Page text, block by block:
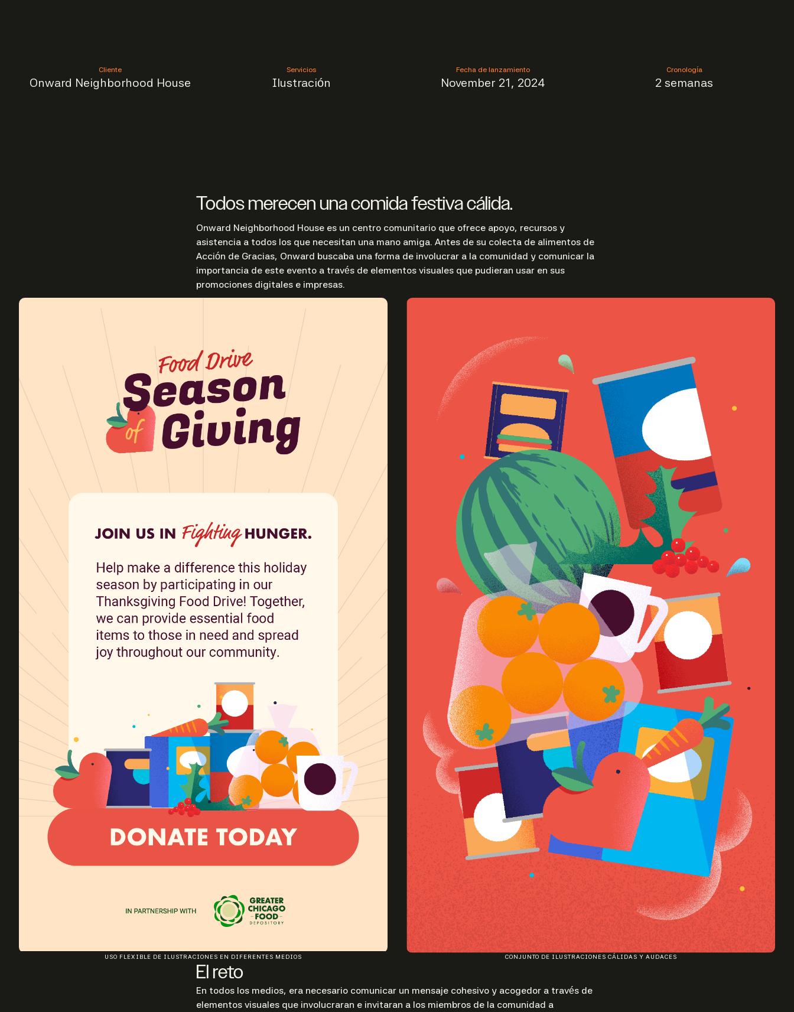
Cliente
Onward Neighborhood House
Servicios
Ilustración
Fecha de lanzamiento
November 21, 2024
Cronología
2 semanas
Todos merecen una comida festiva cálida.
Onward Neighborhood House es un centro comunitario que ofrece apoyo, recursos y
asistencia a todos los que necesitan una mano amiga. Antes de su colecta de alimentos de
Acción de Gracias, Onward buscaba una forma de involucrar a la comunidad y comunicar la
importancia de este evento a través de elementos visuales que pudieran usar en sus
promociones digitales e impresas.
USO FLEXIBLE DE ILUSTRACIONES EN DIFERENTES MEDIOS CONJUNTO DE ILUSTRACIONES CÁLIDAS Y AUDACES
El reto
En todos los medios, era necesario comunicar un mensaje cohesivo y acogedor a través de
elementos visuales que involucraran e invitaran a los miembros de la comunidad a